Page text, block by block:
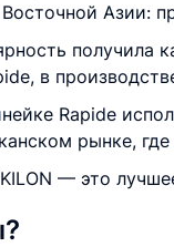
Азии:
получила
в
Rapide
рынке,
— это